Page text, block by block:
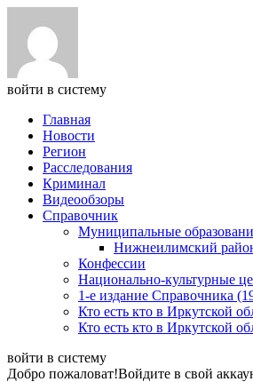
войти в систему
Главная
Новости
Регион
Расследования
Криминал
Видеообзоры
Справочник
Муниципальные
Нижнеилимский
Конфессии
Национально-культурные
1-е издание Справочника
Кто есть кто в Иркутской
Кто есть кто в Иркутской
войти в систему
Добро пожаловат!Войдите в свой